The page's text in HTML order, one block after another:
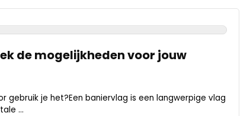
de mogelijkheden voor jouw
gebruik je het?Een baniervlag is een langwerpige vlag
...